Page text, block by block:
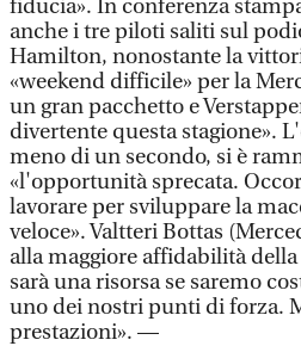
fiducia». In conferenza
anche i tre piloti saliti sul
Hamilton, nonostante la
«weekend difficile» per la
un gran pacchetto e
divertente questa stagione».
meno di un secondo, si è
«l'opportunità sprecata.
lavorare per sviluppare la
veloce». Valtteri Bottas
alla maggiore affidabilità
sarà una risorsa se saremo
uno dei nostri punti di forza.
prestazioni». —